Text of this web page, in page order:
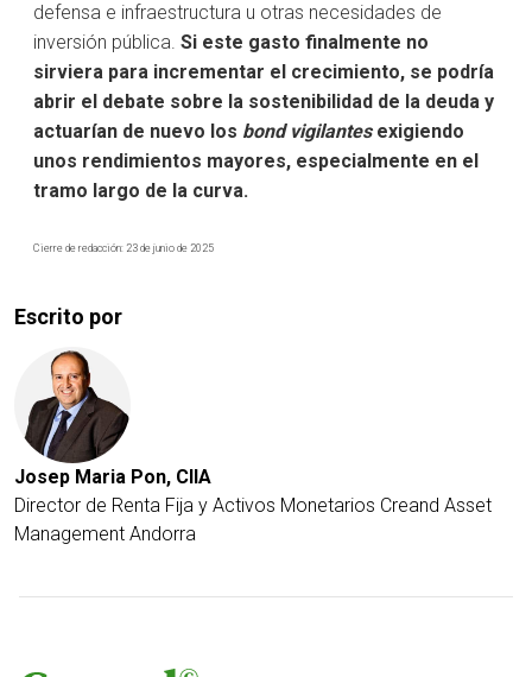
defensa e infraestructura u otras necesidades de
inversión pública. Si este gasto finalmente no
sirviera para incrementar el crecimiento, se podría
abrir el debate sobre la sostenibilidad de la deuda y
actuarían de nuevo los bond vigilantesexigiendo
unos rendimientos mayores, especialmente en el
tramo largo de la curva.
Cierre de redacción: 23 de junio de 2025
Escrito por
Josep Maria Pon, CIIA
Director de Renta Fija y Activos Monetarios Creand Asset
Management Andorra